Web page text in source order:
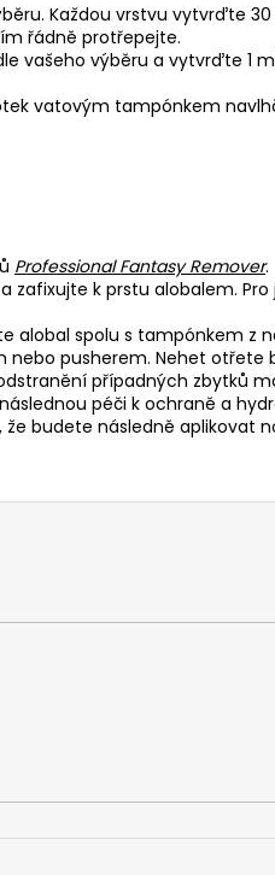
Každou vrstvu vytvrďte
řádně protřepejte.
vašeho výběru a vytvrďte 1
vatovým tampónkem
Professional Fantasy Remover.
k prstu alobalem. Pro
alobal spolu s tampónkem z
pusherem. Nehet otřete
případných zbytků
péči k ochraně a
budete následně aplikovat